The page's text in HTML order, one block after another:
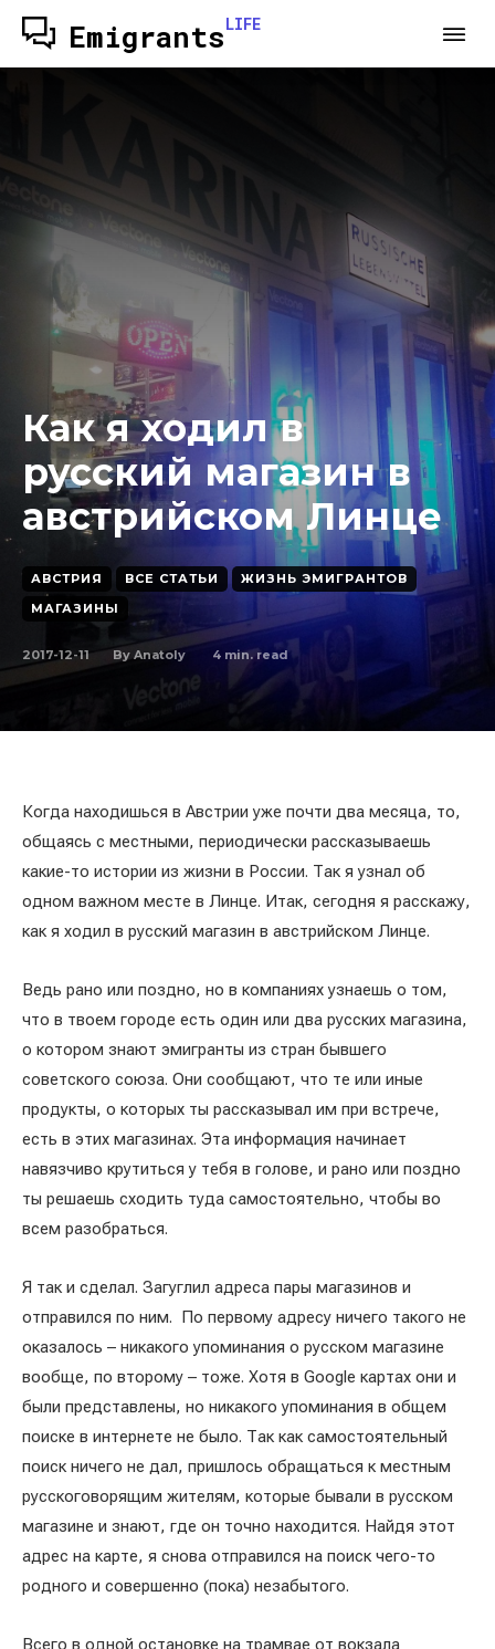
EmigrantsLIFE
Как я ходил в
русский магазин в
австрийском Линце
АВСТРИЯ ВСЕ СТАТЬИ
ЖИЗНЬ ЭМИГРАНТОВ
МАГАЗИНЫ
2017-12-11 By Anatoly 4 min. read
Когда находишься в Австрии уже почти два месяца, то,
общаясь с местными, периодически рассказываешь
какие-то истории из жизни в России. Так я узнал об
одном важном месте в Линце. Итак, сегодня я расскажу,
как я ходил в русский магазин в австрийском Линце.
Ведь рано или поздно, но в компаниях узнаешь о том,
что в твоем городе есть один или два русских магазина,
о котором знают эмигранты из стран бывшего
советского союза. Они сообщают, что те или иные
продукты, о которых ты рассказывал им при встрече,
есть в этих магазинах. Эта информация начинает
навязчиво крутиться у тебя в голове, и рано или поздно
ты решаешь сходить туда самостоятельно, чтобы во
всем разобраться.
Я так и сделал. Загуглил адреса пары магазинов и
отправился по ним. По первому адресу ничего такого не
оказалось – никакого упоминания о русском магазине
вообще, по второму – тоже. Хотя в Google картах они и
были представлены, но никакого упоминания в общем
поиске в интернете не было. Так как самостоятельный
поиск ничего не дал, пришлось обращаться к местным
русскоговорящим жителям, которые бывали в русском
магазине и знают, где он точно находится. Найдя этот
адрес на карте, я снова отправился на поиск чего-то
родного и совершенно (пока) незабытого.
Всего в одной остановке на трамвае от вокзала